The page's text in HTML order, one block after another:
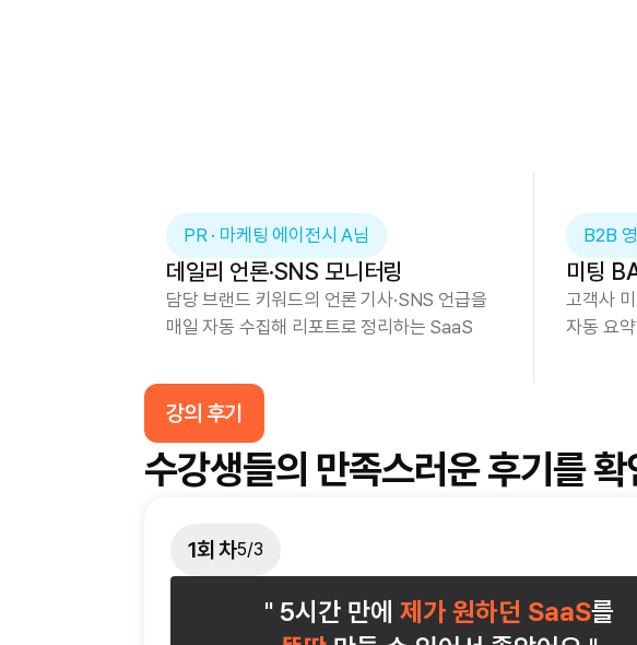
PR · 마케팅 에이전시 A님
데일리 언론·SNS 모니터링
담당 브랜드 키워드의 언론 기사·SNS 언급을
매일 자동 수집해 리포트로 정리하는 SaaS
B2B
미팅
고객사
자동 요
강의 후기
수강생들의 만족스러운 후기를
1회 차5/3
" 5시간 만에 제가 원하던 SaaS를